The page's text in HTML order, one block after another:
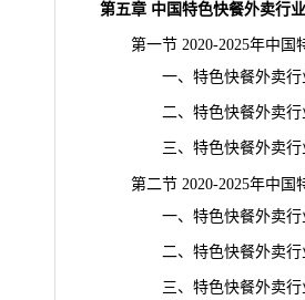
第五章 中国特色快餐外卖行
第一节 2020-2025年中国
一、特色快餐外卖行业
二、特色快餐外卖行业
三、特色快餐外卖行业
第二节 2020-2025年中国
一、特色快餐外卖行业
二、特色快餐外卖行业
三、特色快餐外卖行业